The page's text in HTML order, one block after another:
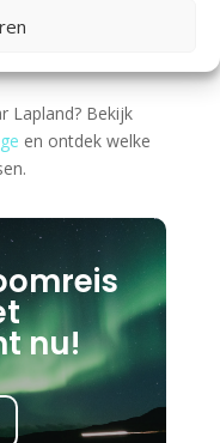
nog uitstekend
Lapland? Bekijk
en ontdek welke
nu!